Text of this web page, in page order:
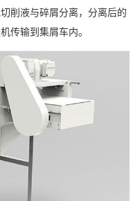
削液与碎屑分离，分离后的
传输到集屑车内。